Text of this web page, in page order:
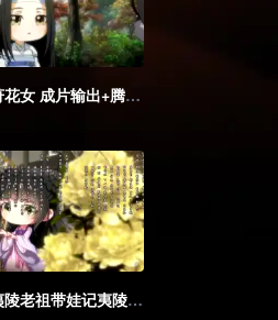
MDQ 10莳花女 成片输出+腾讯海外版
MDQ 15夷陵老祖带娃记夷陵老祖带娃记 成片输出+腾讯海外版